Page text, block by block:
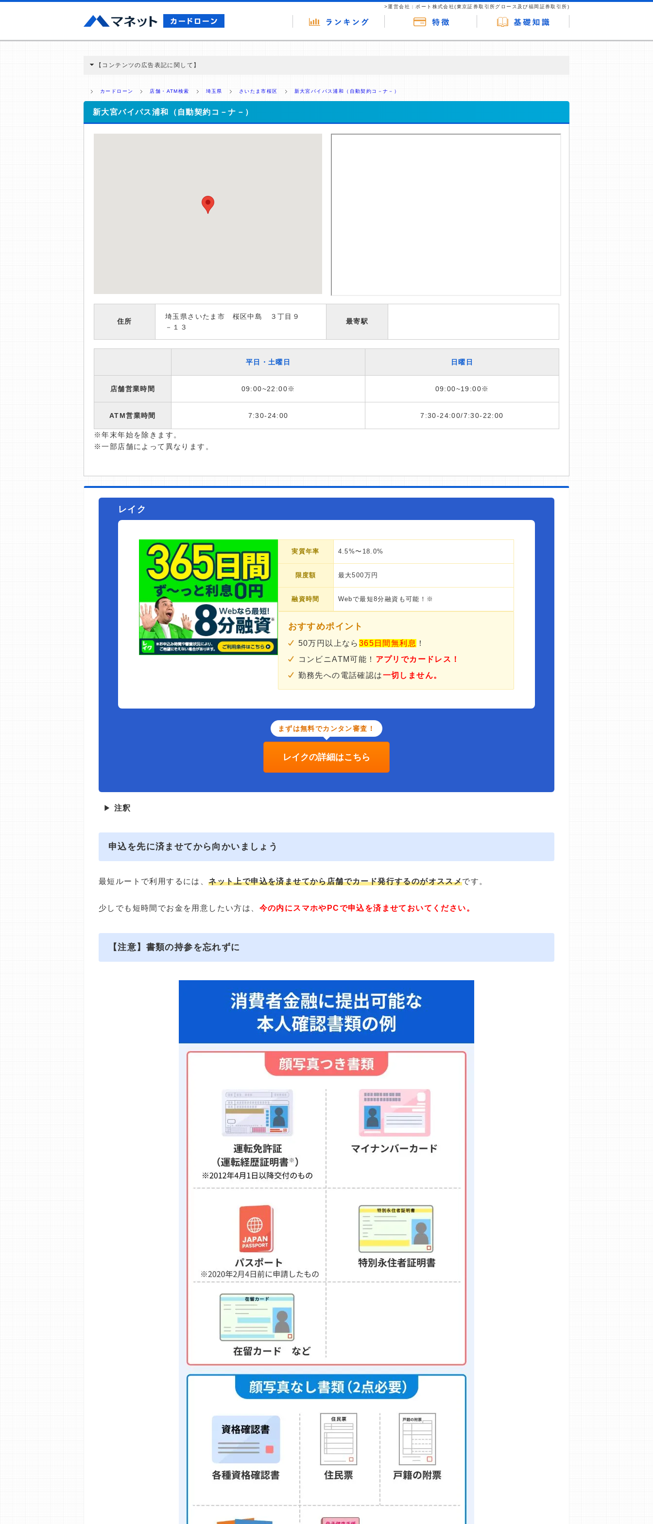
>運営会社：ポート株式会社(東京証券取引所グロース及び福岡証券取引所)
【コンテンツの広告表記に関して】
ミ収集などに基づき、公平性を担保した情報提供を行っています。
>提携企業一覧
カードローン 店舗・ATM検索 埼玉県 さいたま市桜区 新大宮バイパス浦和（自動契約コ－ナ－）
新大宮バイパス浦和（自動契約コ－ナ－）
住所
埼玉県さいたま市 桜区中島 ３丁目９
－１３
最寄駅
平日・土曜日 日曜日
店舗営業時間 09:00~22:00※ 09:00~19:00※
ATM営業時間 7:30-24:00 7:30-24:00/7:30-22:00
※年末年始を除きます。
※一部店舗によって異なります。
レイク
実質年率 4.5%〜18.0%
限度額 最大500万円
融資時間 Webで最短8分融資も可能！※
おすすめポイント
50万円以上なら 365日間無利息 ！
コンビニATM可能！ アプリでカードレス！
勤務先への電話確認は一切しません。
まずは無料でカンタン審査！
レイクの詳細はこちら
▶ 注釈
申込を先に済ませてから向かいましょう
最短ルートで利用するには、ネット上で申込を済ませてから店舗でカード発行するのがオススメです。
少しでも短時間でお金を用意したい方は、 今の内にスマホやPCで申込を済ませておいてください。
【注意】書類の持参を忘れずに